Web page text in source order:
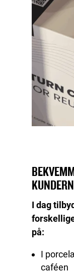
I dag
på:
I
caféen